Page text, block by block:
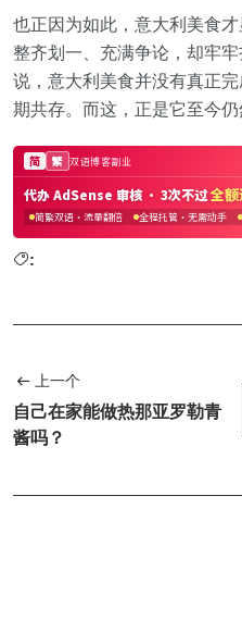
也正因为如此，意大利美食
整齐划一、充满争论，却牢
说，意大利美食并没有真正
期共存。而这，正是它至今仍
:
上一个
自己在家能做热那亚罗勒青
酱吗？